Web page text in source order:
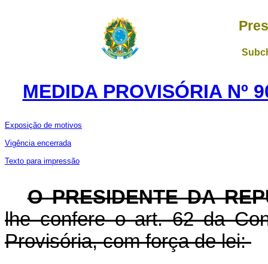
MEDIDA PROVISÓRIA Nº
Exposição de motivos
Vigência encerrada
Texto para impressão
O PRESIDENTE DA
lhe confere o art. 62 da
Provisória, com força de lei: